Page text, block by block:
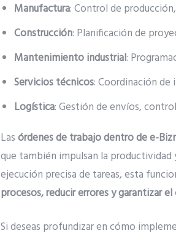
Manufactura: Control de
Construcción: Planificación de
Mantenimiento industrial:
Servicios técnicos: Coordinación
Logística: Gestión de envíos,
Lasórdenes de trabajo dentro de e-
que también impulsan la productividad
ejecución precisa de tareas, esta
procesos, reducir errores y garantizar
Si deseas profundizar en cómo